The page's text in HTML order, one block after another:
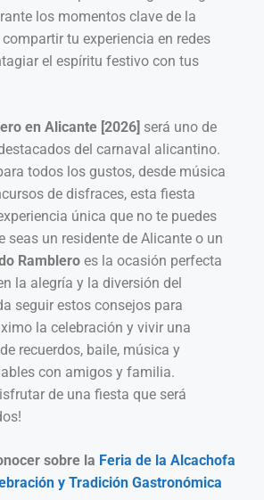
los momentos clave de la
tu experiencia en redes
el espíritu festivo con tus
en Alicante [2026] será uno de
del carnaval alicantino.
todos los gustos, desde música
de disfraces, esta fiesta
única que no te puedes
seas un residente de Alicante o un
Ramblero es la ocasión perfecta
la alegría y la diversión del
seguir estos consejos para
la celebración y vivir una
recuerdos, baile, música y
con amigos y familia.
de una fiesta que será
sobre la Feria de la Alcachofa
y Tradición Gastronómica